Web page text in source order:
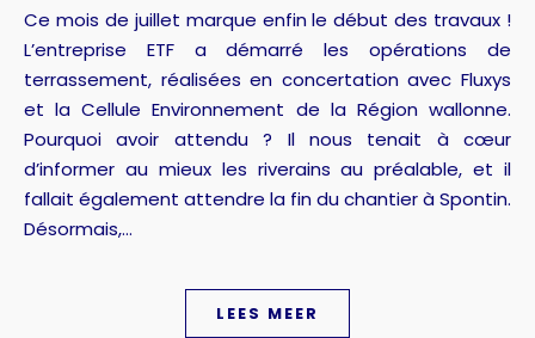
Ce mois de juillet marque enfin le début des travaux !
L’entreprise ETF a démarré les opérations de
terrassement, réalisées en concertation avec Fluxys
et la Cellule Environnement de la Région wallonne.
Pourquoi avoir attendu ? Il nous tenait à cœur
d’informer au mieux les riverains au préalable, et il
fallait également attendre la fin du chantier à Spontin.
Désormais,…
LEES MEER